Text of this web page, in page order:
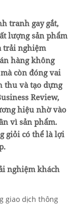
tranh gay gắt,
lượng sản phẩm
trải nghiệm
hàng không
còn đóng vai
thu và tạo dựng
Review,
hiệu nhờ vào
vì sản phẩm.
giỏi có thể là lợi
nghiệm khách
giao dịch thông